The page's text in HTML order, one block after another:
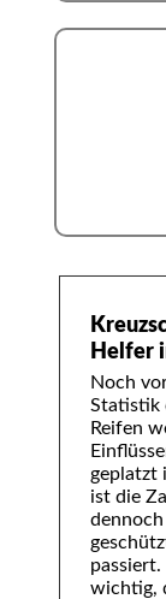
Helfer
Noch
Statistik
Reifen
geplatzt
ist die
wichtig,